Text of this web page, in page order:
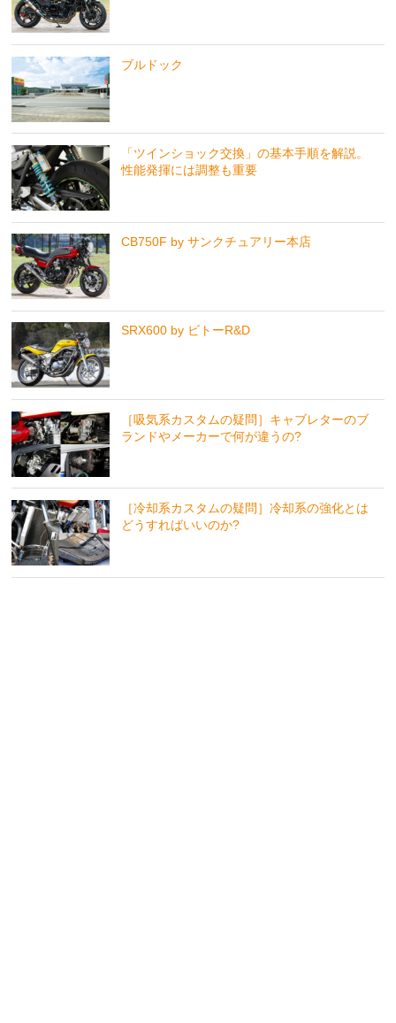
ブルドック
「ツインショック交換」の基本手順を解説。
性能発揮には調整も重要
CB750F by サンクチュアリー本店
SRX600 by ビトーR&D
［吸気系カスタムの疑問］キャブレターのブ
ランドやメーカーで何が違うの?
［冷却系カスタムの疑問］冷却系の強化とは
どうすればいいのか?